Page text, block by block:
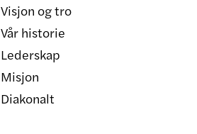
Visjon og tro
Vår historie
Lederskap
Misjon
Diakonalt